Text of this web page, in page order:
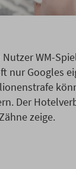
WM-
nur Googles
Der
zeige.